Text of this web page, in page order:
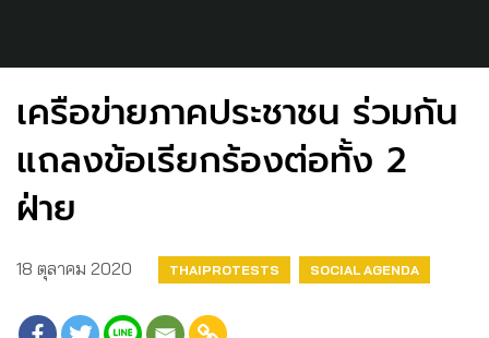
เครือข่ายภาคประชาชน ร่วมกัน
แถลงข้อเรียกร้องต่อทั้ง 2
ฝ่าย
18 ตุลาคม 2020 THAIPROTESTS SOCIAL AGENDA